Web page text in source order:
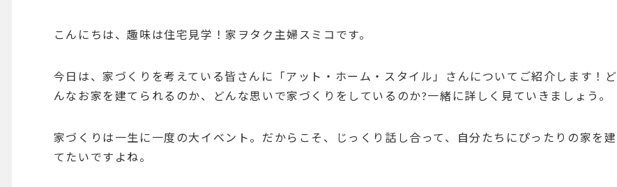
こんにちは、趣味は住宅見学！家ヲタク主婦スミコです。
今日は、家づくりを考えている皆さんに「アット・ホーム・スタイル」さんについてご紹介します！ど
んなお家を建てられるのか、どんな思いで家づくりをしているのか?一緒に詳しく見ていきましょう。
家づくりは一生に一度の大イベント。だからこそ、じっくり話し合って、自分たちにぴったりの家を建
てたいですよね。